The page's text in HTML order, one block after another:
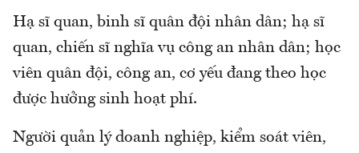
Hạ sĩ quan, binh sĩ quân đội nhân dân; hạ sĩ
quan, chiến sĩ nghĩa vụ công an nhân dân; học
viên quân đội, công an, cơ yếu đang theo học
được hưởng sinh hoạt phí.
Người quản lý doanh nghiệp, kiểm soát viên,